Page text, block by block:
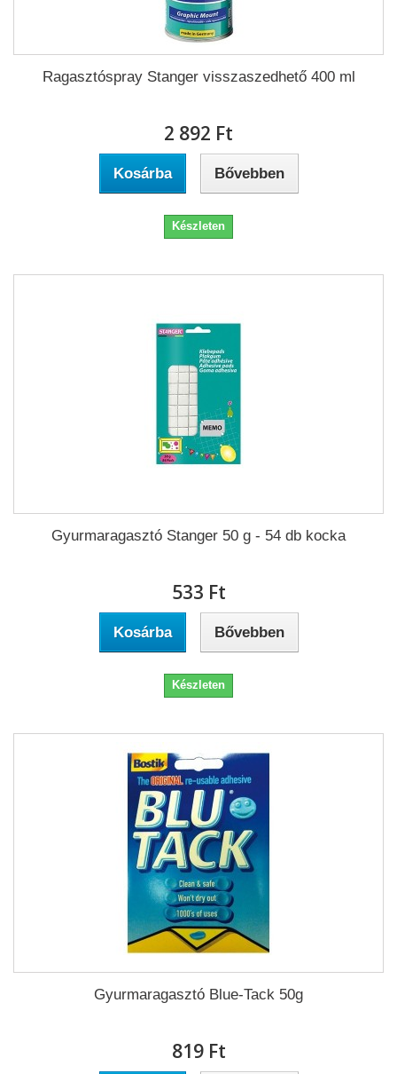
Ragasztóspray Stanger visszaszedhető 400 ml
2 892 Ft‎
Kosárba Bővebben
Készleten
Gyurmaragasztó Stanger 50 g - 54 db kocka
533 Ft‎
Kosárba Bővebben
Készleten
Gyurmaragasztó Blue-Tack 50g
819 Ft‎